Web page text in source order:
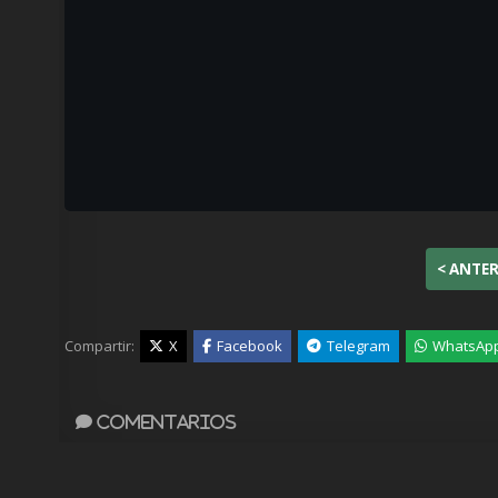
<
Compartir: X Facebook Telegram
Comentarios